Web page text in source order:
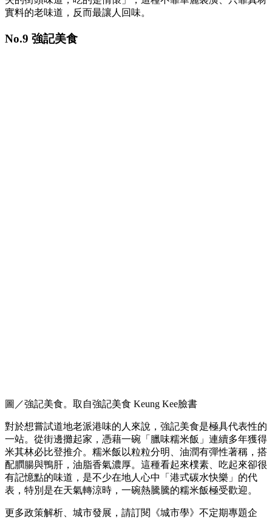
實料的老味道，反而最讓人回味。
No.9 強記美食
圖／強記美食。取自強記美食 Keung Kee臉書
對於想嘗試道地老派港味的人來說，強記美食是極具代表性的
一站。從街邊攤起家，憑藉一碗「臘味糯米飯」連續多年獲得
米其林必比登推介。糯米飯以粒粒分明、油潤有彈性著稱，搭
配膶腸與鴨肝，油脂香氣濃厚。這種看起來樸素、吃起來卻很
有記憶點的味道，是不少在地人心中「港式碳水快樂」的代
表，特別是在天氣轉涼時，一碗熱騰騰的糯米飯極受歡迎。
更多政策解析、城市發展，請訂閱《城市學》不定期專題企